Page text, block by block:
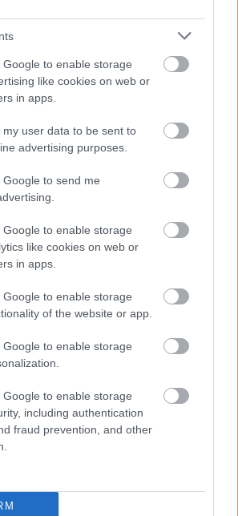
Google to enable storage
like cookies on web or
in apps.
my user data to be sent to
advertising purposes.
to send me
Google to enable storage
like cookies on web or
in apps.
Google to enable storage
of the website or app.
Google to enable storage
Google to enable storage
including authentication
fraud prevention, and other
Abból, hogy valaki tanácsot
készíttetett még azelőtt,
is, még nem volt baj, ennek
annál inkább…
alapvetően három kérdésre
:
eladni, amit csinálok?
bevétel várható abból, amit
- ezeket akérdéseket
tulajdonképpen a semmibe
. Ha a válaszok, azaz
tervezés azt mutatja , érdemes
amit szeretne, onnantól
, és némi szerencsén
sikerre vigye.